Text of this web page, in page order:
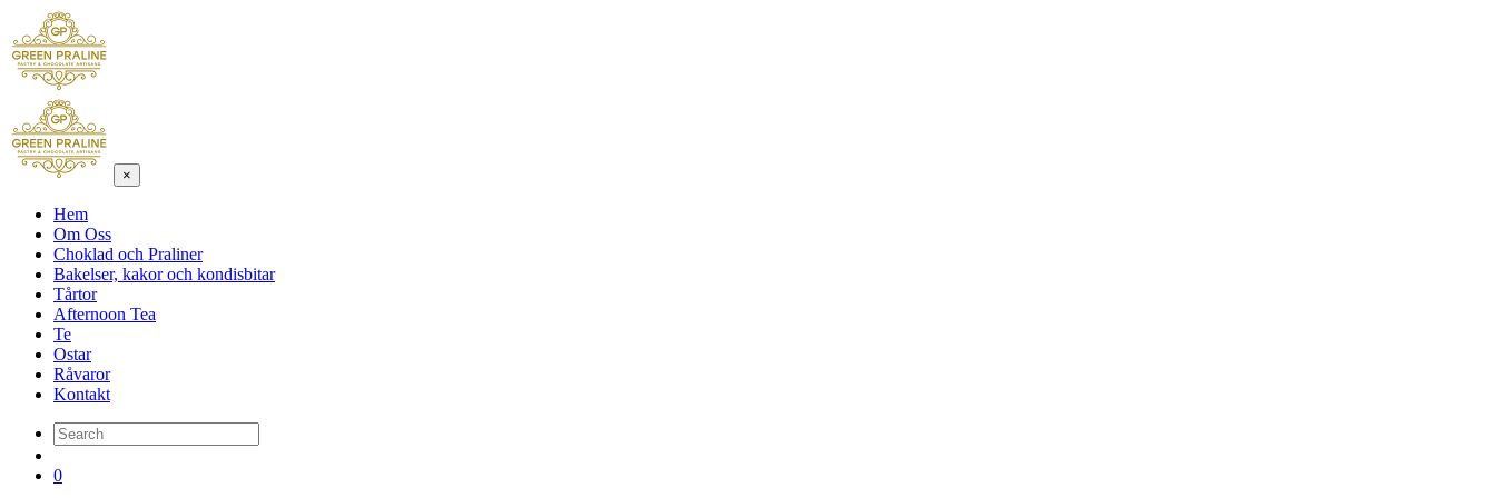
×
Hem
Om Oss
Choklad och Praliner
Bakelser, kakor och kondisbitar
Tårtor
Afternoon Tea
Te
Ostar
Råvaror
Kontakt
0